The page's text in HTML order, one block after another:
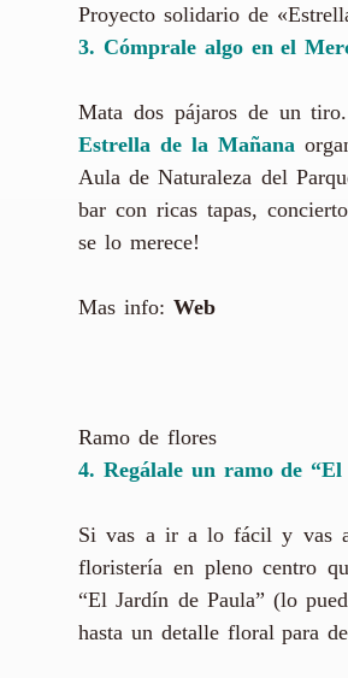
Proyecto solidario de
3. Cómprale algo en el
Mata dos pájaros de un
Estrella de la Mañana
Aula de Naturaleza del
bar con ricas tapas,
se lo merece!
Mas info: Web
Ramo de flores
4. Regálale un ramo de
Si vas a ir a lo fácil y vas a
floristería en pleno centro
“El Jardín de Paula” (lo
hasta un detalle floral para